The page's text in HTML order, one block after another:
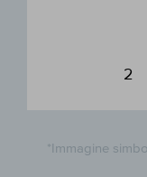
*Immagine
2